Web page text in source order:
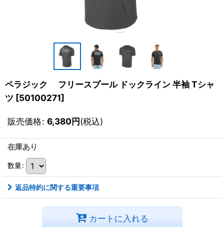
ペラジック フリースプール ドックライン 半袖 Tシャ
ツ [50100271]
販売価格: 6,380円(税込)
在庫あり
数量:
返品特約に関する重要事項
カートに入れる